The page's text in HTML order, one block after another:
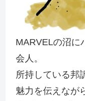
MARVELの沼に
会人。
所持している邦
魅力を伝えなが